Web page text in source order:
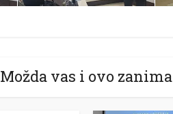
Možda vas i ovo zanima